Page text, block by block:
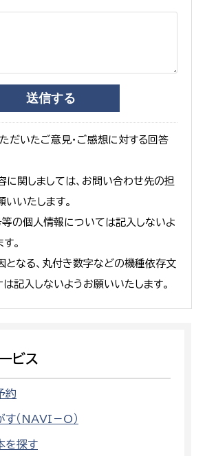
だいたご意見・ご感想に対する回答
に関しましては、お問い合わせ先の担
いたします。
の個人情報については記入しないよ
。
なる、丸付き数字などの機種依存文
記入しないようお願いいたします。
ビス
約
す（NAVI－O）
を探す